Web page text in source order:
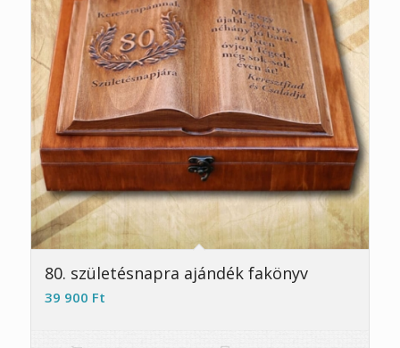
5.00
80. születésnapra ajándék fakönyv
39 900 Ft